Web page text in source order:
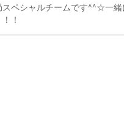
スペシャルチームです^^☆一
！